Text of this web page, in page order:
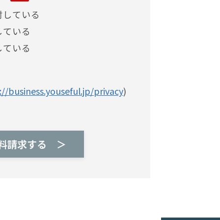
ている
いる
いる
business.youseful.jp/privacy)